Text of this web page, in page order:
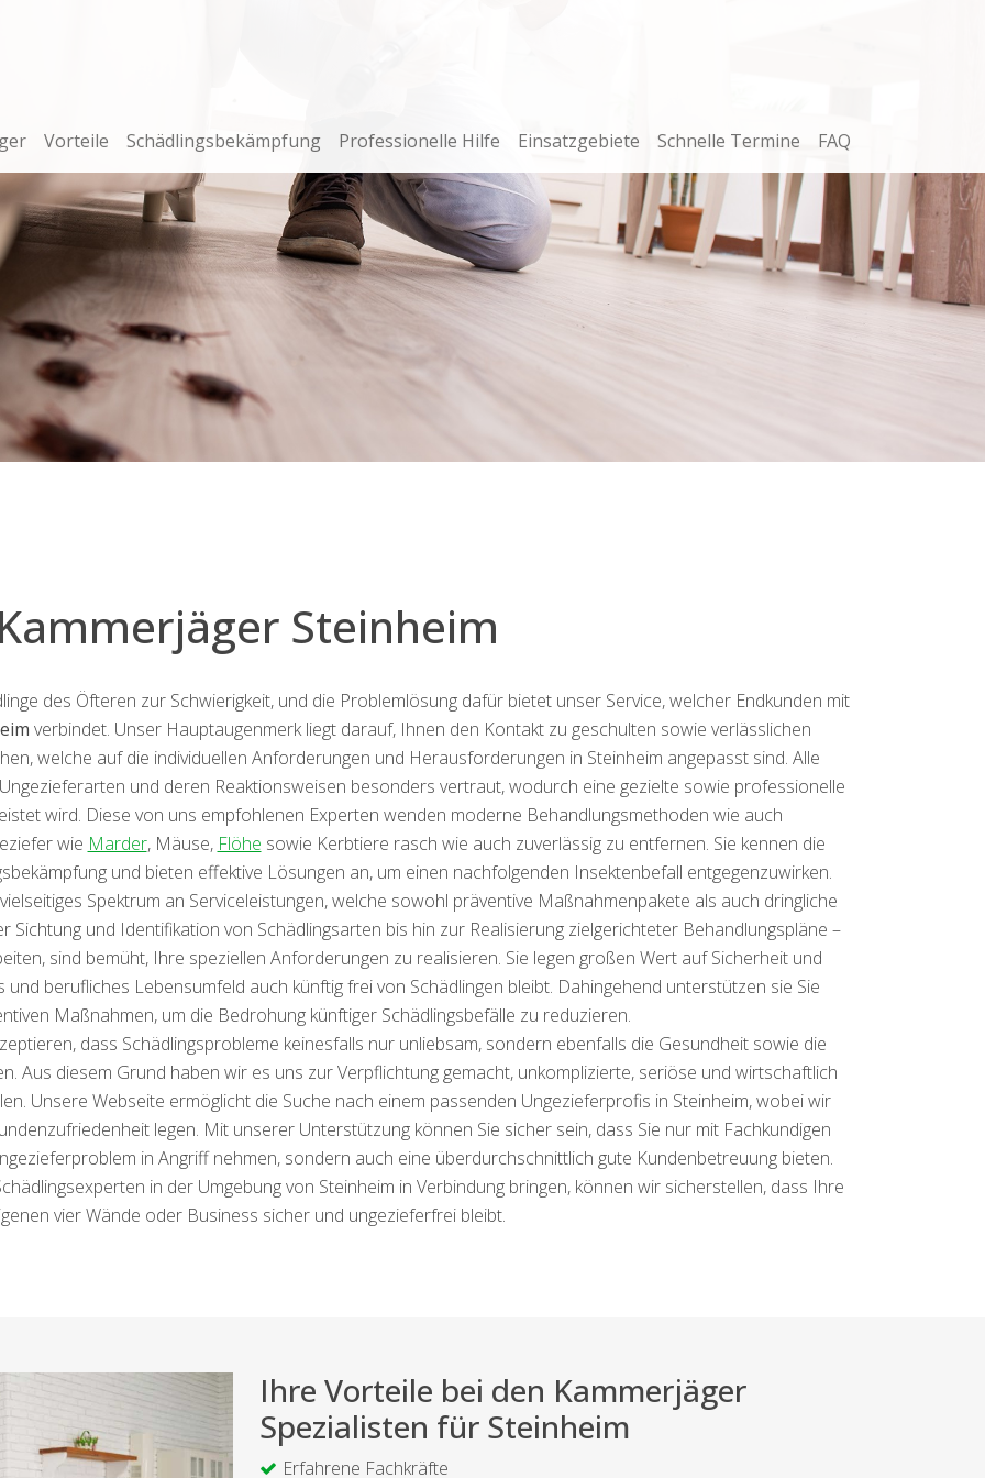
Vorteile Schädlingsbekämpfung Professionelle Hilfe Einsatzgebiete Schnelle Termine FAQ
Steinheim
des Öfteren zur Schwierigkeit, und die Problemlösung dafür bietet unser Service, welcher Endkunden mit
verbindet. Unser Hauptaugenmerk liegt darauf, Ihnen den Kontakt zu geschulten sowie verlässlichen
welche auf die individuellen Anforderungen und Herausforderungen in Steinheim angepasst sind. Alle
und deren Reaktionsweisen besonders vertraut, wodurch eine gezielte sowie professionelle
wird. Diese von uns empfohlenen Experten wenden moderne Behandlungsmethoden wie auch
wie Marder, Mäuse, Flöhe sowie Kerbtiere rasch wie auch zuverlässig zu entfernen. Sie kennen die
und bieten effektive Lösungen an, um einen nachfolgenden Insektenbefall entgegenzuwirken.
Spektrum an Serviceleistungen, welche sowohl präventive Maßnahmenpakete als auch dringliche
Sichtung und Identifikation von Schädlingsarten bis hin zur Realisierung zielgerichteter Behandlungspläne –
sind bemüht, Ihre speziellen Anforderungen zu realisieren. Sie legen großen Wert auf Sicherheit und
berufliches Lebensumfeld auch künftig frei von Schädlingen bleibt. Dahingehend unterstützen sie Sie
Maßnahmen, um die Bedrohung künftiger Schädlingsbefälle zu reduzieren.
dass Schädlingsprobleme keinesfalls nur unliebsam, sondern ebenfalls die Gesundheit sowie die
Aus diesem Grund haben wir es uns zur Verpflichtung gemacht, unkomplizierte, seriöse und wirtschaftlich
Unsere Webseite ermöglicht die Suche nach einem passenden Ungezieferprofis in Steinheim, wobei wir
legen. Mit unserer Unterstützung können Sie sicher sein, dass Sie nur mit Fachkundigen
in Angriff nehmen, sondern auch eine überdurchschnittlich gute Kundenbetreuung bieten.
in der Umgebung von Steinheim in Verbindung bringen, können wir sicherstellen, dass Ihre
vier Wände oder Business sicher und ungezieferfrei bleibt.
Ihre Vorteile bei den Kammerjäger
Spezialisten für Steinheim
Erfahrene Fachkräfte